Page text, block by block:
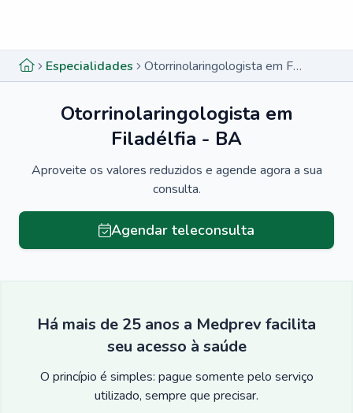
Especialidades Otorrinolaringologista em Filadélfia - BA
Otorrinolaringologista em
Filadélfia - BA
Aproveite os valores reduzidos e agende agora a sua
consulta.
Agendar teleconsulta
Há mais de 25 anos a Medprev facilita
seu acesso à saúde
O princípio é simples: pague somente pelo serviço
utilizado, sempre que precisar.